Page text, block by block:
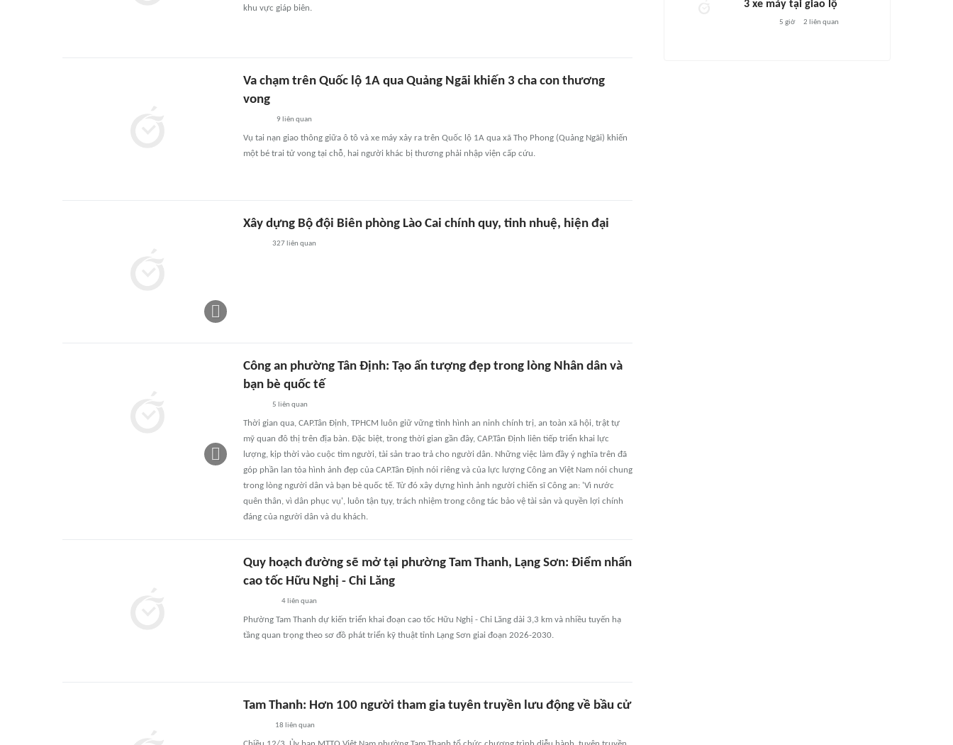
khu vực giáp biên.
Va chạm trên Quốc lộ 1A qua Quảng Ngãi khiến 3 cha con thương
vong
9 liên quan
Vụ tai nạn giao thông giữa ô tô và xe máy xảy ra trên Quốc lộ 1A qua xã Thọ Phong (Quảng Ngãi) khiến
một bé trai tử vong tại chỗ, hai người khác bị thương phải nhập viện cấp cứu.
Xây dựng Bộ đội Biên phòng Lào Cai chính quy, tinh nhuệ, hiện đại
327 liên quan
Công an phường Tân Định: Tạo ấn tượng đẹp trong lòng Nhân dân và
bạn bè quốc tế
5 liên quan
Thời gian qua, CAP.Tân Định, TPHCM luôn giữ vững tình hình an ninh chính trị, an toàn xã hội, trật tự
mỹ quan đô thị trên địa bàn. Đặc biệt, trong thời gian gần đây, CAP.Tân Định liên tiếp triển khai lực
lượng, kịp thời vào cuộc tìm người, tài sản trao trả cho người dân. Những việc làm đầy ý nghĩa trên đã
góp phần lan tỏa hình ảnh đẹp của CAP.Tân Định nói riêng và của lực lượng Công an Việt Nam nói chung
trong lòng người dân và bạn bè quốc tế. Từ đó xây dựng hình ảnh người chiến sĩ Công an: 'Vì nước
quên thân, vì dân phục vụ', luôn tận tụy, trách nhiệm trong công tác bảo vệ tài sản và quyền lợi chính
đáng của người dân và du khách.
Quy hoạch đường sẽ mở tại phường Tam Thanh, Lạng Sơn: Điểm nhấn
cao tốc Hữu Nghị - Chi Lăng
4 liên quan
Phường Tam Thanh dự kiến triển khai đoạn cao tốc Hữu Nghị - Chi Lăng dài 3,3 km và nhiều tuyến hạ
tầng quan trọng theo sơ đồ phát triển kỹ thuật tỉnh Lạng Sơn giai đoạn 2026-2030.
Tam Thanh: Hơn 100 người tham gia tuyên truyền lưu động về bầu cử
18 liên quan
3 xe máy tại giao lộ
5 giờ 2 liên quan